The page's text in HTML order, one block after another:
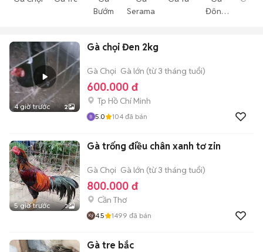
Bướm
Serama
Đông
4 giờ trước 2
Gà chọi Đen 2kg
Gà Chọi Gà lớn (từ 3 tháng tuổi)
600.000 đ
Tp Hồ Chí Minh
5.0 104 đã bán
5 giờ trước 3
Gà trống điều chân xanh tơ zin
Gà Chọi Gà lớn (từ 3 tháng tuổi)
800.000 đ
Cần Thơ
4.5 1499 đã bán
Gà tre bắc